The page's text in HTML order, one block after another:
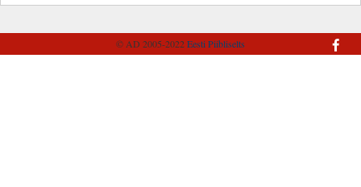
© AD 2005-2022Eesti Piibliselts